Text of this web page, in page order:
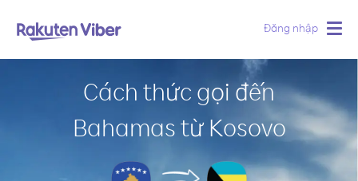
Đăng nhập
Cách thức gọi đến
Bahamas từ Kosovo